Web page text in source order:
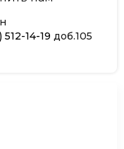
512-14-19 доб.105